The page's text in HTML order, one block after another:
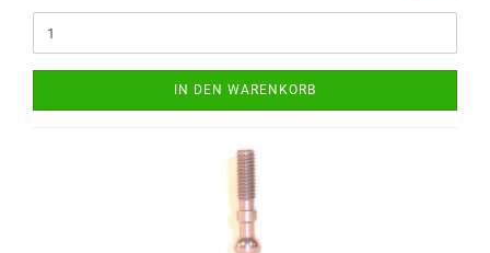
IN DEN WARENKORB